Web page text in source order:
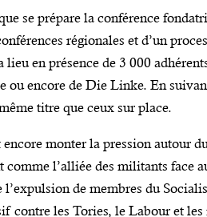
se prépare la conférence
régionales et d’un
en présence de 3 000
ou encore de Die Linke. En
titre que ceux sur place.
monter la pression autour
comme l’alliée des militants face
de membres du
contre les Tories, le Labour et